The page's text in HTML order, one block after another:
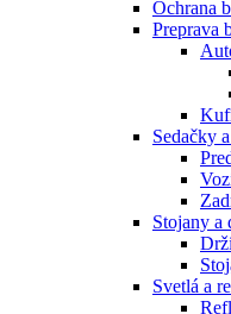
Ochrana
Preprava
Sedačky
Stojany a
Svetlá a